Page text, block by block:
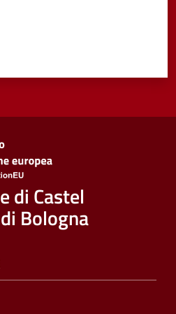
di Castel
Bologna